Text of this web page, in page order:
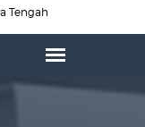
Tengah